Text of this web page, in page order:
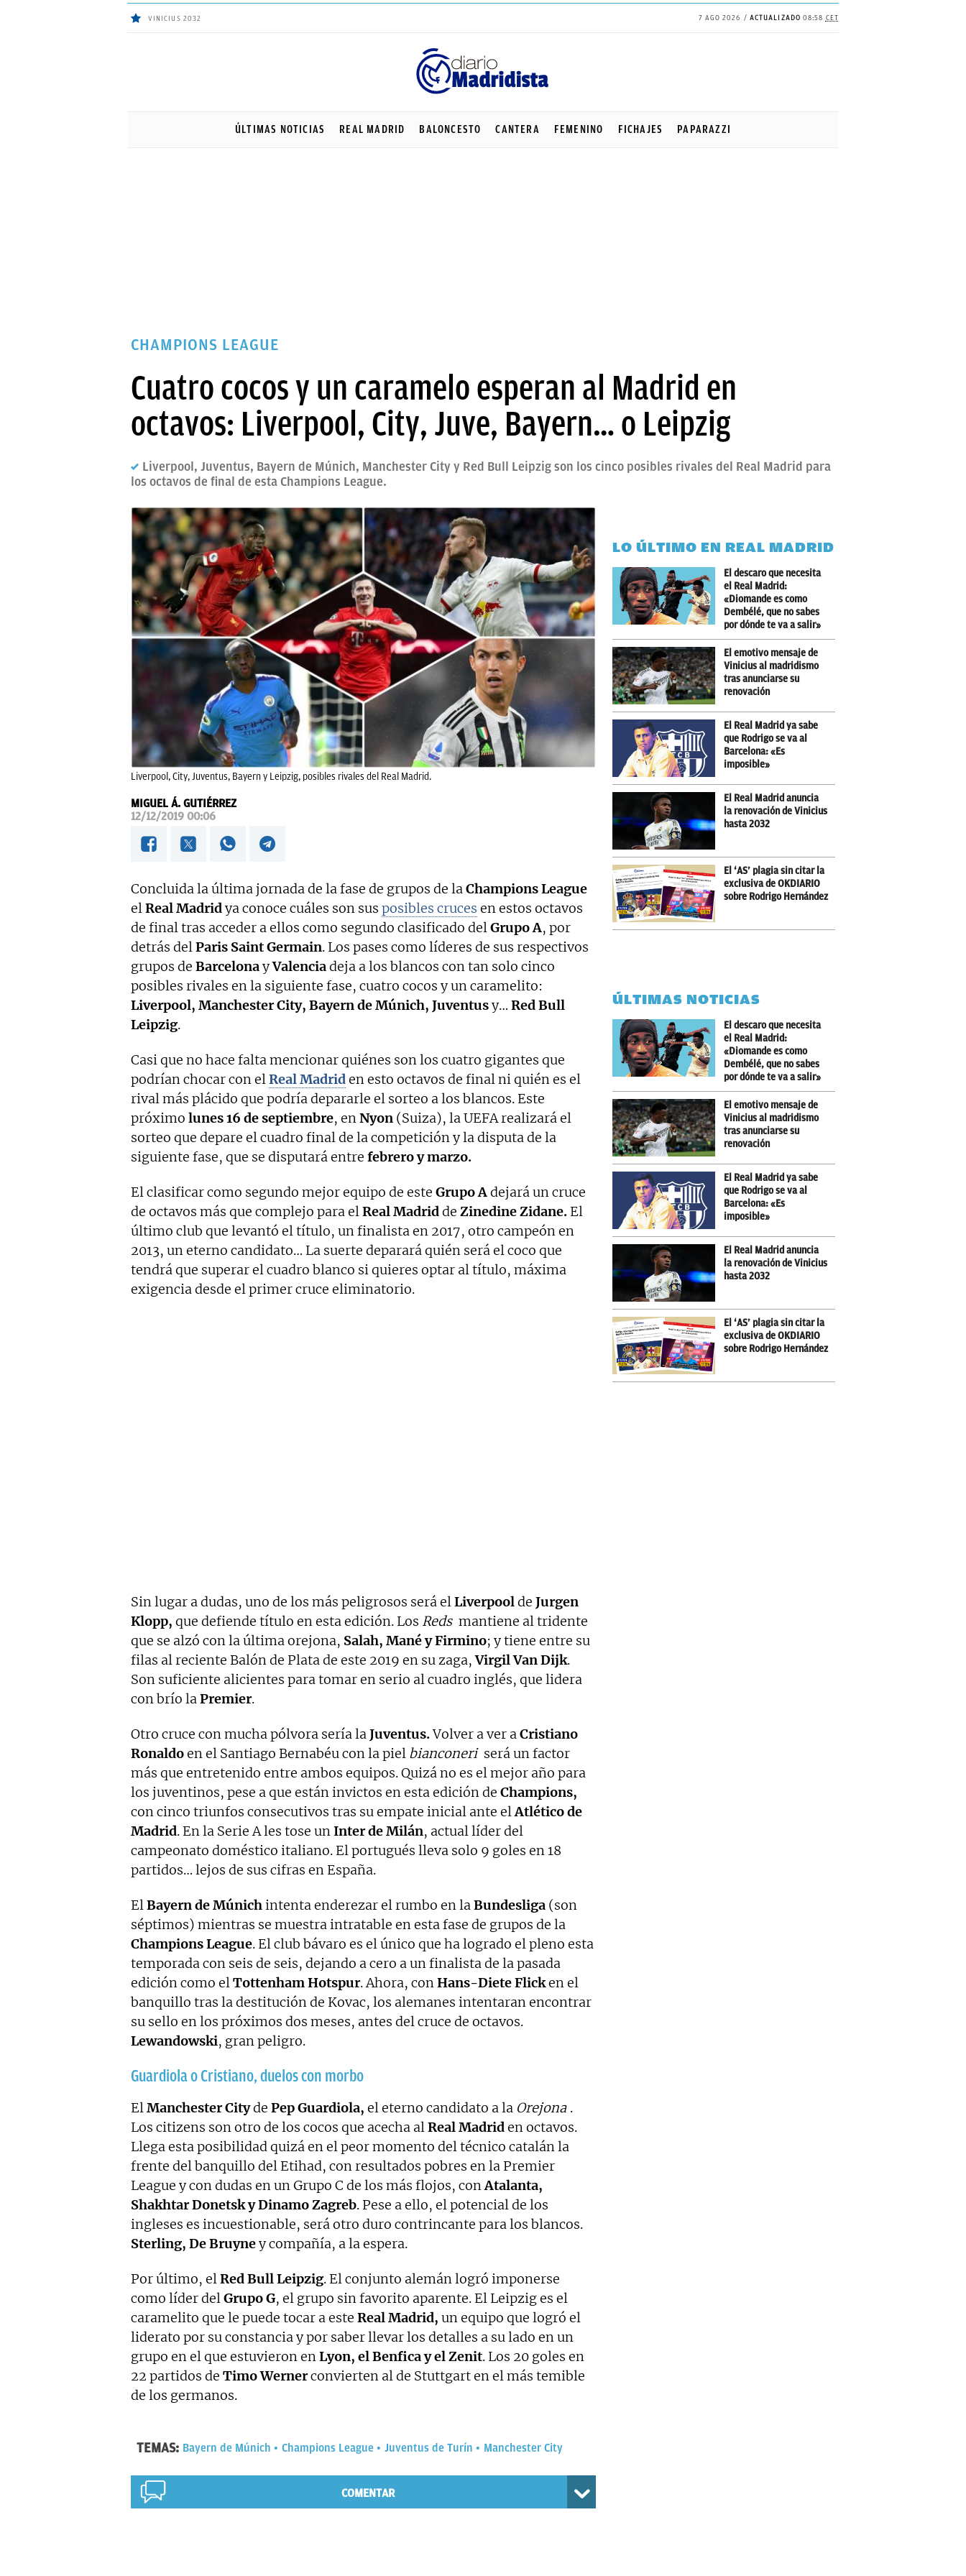
VINICIUS 2032 7 AGO 2026 ACTUALIZADO 08:58 CET
ÚLTIMAS NOTICIAS REAL MADRID BALONCESTO CANTERA FEMENINO FICHAJES PAPARAZZI
CHAMPIONS LEAGUE
Cuatro cocos y un caramelo esperan al Madrid en
octavos: Liverpool, City, Juve, Bayern… o Leipzig
Liverpool, Juventus, Bayern de Múnich, Manchester City y Red Bull Leipzig son los cinco posibles rivales del Real Madrid para
los octavos de final de esta Champions League.
Liverpool, City, Juventus, Bayern y Leipzig, posibles rivales del Real Madrid.
MIGUEL Á. GUTIÉRREZ
12/12/2019 00:06
Concluida la última jornada de la fase de grupos de laChampions League
elReal Madridya conoce cuáles son sus posibles cruces en estos octavos
de final tras acceder a ellos como segundo clasificado delGrupo A, por
detrás delParis Saint Germain. Los pases como líderes de sus respectivos
grupos de BarcelonayValenciadeja a los blancos con tan solo cinco
posibles rivales en la siguiente fase, cuatro cocos y un caramelito:
Liverpool, Manchester City, Bayern de Múnich, Juventusy… Red Bull
Leipzig.
Casi que no hace falta mencionar quiénes son los cuatro gigantes que
podrían chocar con elReal Madriden esto octavos de final ni quién es el
rival más plácido que podría depararle el sorteo a los blancos. Este
próximo lunes 16 de septiembre, enNyon (Suiza), la UEFA realizará el
sorteo que depare el cuadro final de la competición y la disputa de la
siguiente fase, que se disputará entre febrero y marzo.
El clasificar como segundo mejor equipo de este Grupo Adejará un cruce
de octavos más que complejo para elReal Madridde Zinedine Zidane. El
último club que levantó el título, un finalista en 2017, otro campeón en
2013, un eterno candidato… La suerte deparará quién será el coco que
tendrá que superar el cuadro blanco si quieres optar al título, máxima
exigencia desde el primer cruce eliminatorio.
Sin lugar a dudas, uno de los más peligrosos será elLiverpoolde Jurgen
Klopp, que defiende título en esta edición. Los Reds mantiene al tridente
que se alzó con la última orejona, Salah, Mané y Firmino; y tiene entre su
filas al reciente Balón de Plata de este 2019 en su zaga,Virgil Van Dijk.
Son suficiente alicientes para tomar en serio al cuadro inglés, que lidera
con brío laPremier.
Otro cruce con mucha pólvora sería laJuventus.Volver a ver aCristiano
Ronaldoen el Santiago Bernabéu con la piel bianconeri será un factor
más que entretenido entre ambos equipos. Quizá no es el mejor año para
los juventinos, pese a que están invictos en esta edición de Champions,
con cinco triunfos consecutivos tras su empate inicial ante elAtlético de
Madrid. En la Serie A les tose unInter de Milán, actual líder del
campeonato doméstico italiano. El portugués lleva solo 9 goles en 18
partidos… lejos de sus cifras en España.
ElBayerndeMúnichintenta enderezar el rumbo en laBundesliga (son
séptimos) mientras se muestra intratable en esta fase de grupos de la
ChampionsLeague. El club bávaro es el único que ha logrado el pleno esta
temporada con seis de seis, dejando a cero a un finalista de la pasada
edición como elTottenham Hotspur. Ahora, conHans-Diete Flicken el
banquillo tras la destitución de Kovac, los alemanes intentaran encontrar
su sello en los próximos dos meses, antes del cruce de octavos.
Lewandowski, gran peligro.
Guardiola o Cristiano, duelos con morbo
ElManchester Cityde Pep Guardiola, el eterno candidato a la Orejona .
Los citizens son otro de los cocos que acecha alReal Madriden octavos.
Llega esta posibilidad quizá en el peor momento del técnico catalán la
frente del banquillo del Etihad, con resultados pobres en la Premier
League y con dudas en un Grupo C de los más flojos, conAtalanta,
Shakhtar Donetsk y Dinamo Zagreb. Pese a ello, el potencial de los
ingleses es incuestionable, será otro duro contrincante para los blancos.
Sterling, De Bruyney compañía, a la espera.
Por último, elRedBullLeipzig. El conjunto alemán logró imponerse
como líder delGrupo G, el grupo sin favorito aparente. El Leipzig es el
caramelito que le puede tocar a este Real Madrid, un equipo que logró el
liderato por su constancia y por saber llevar los detalles a su lado en un
grupo en el que estuvieron enLyon, el Benfica y el Zenit. Los 20 goles en
22 partidos de Timo Wernerconvierten al de Stuttgart en el más temible
de los germanos.
TEMAS: Bayern de Múnich Champions League Juventus de Turín Manchester City
COMENTAR
LO ÚLTIMO EN REAL MADRID
El descaro que necesita
el Real Madrid:
«Diomande es como
Dembélé, que no sabes
por dónde te va a salir»
El emotivo mensaje de
Vinicius al madridismo
tras anunciarse su
renovación
El Real Madrid ya sabe
que Rodrigo se va al
Barcelona: «Es
imposible»
El Real Madrid anuncia
la renovación de Vinicius
hasta 2032
El ‘AS’ plagia sin citar la
exclusiva de OKDIARIO
sobre Rodrigo Hernández
ÚLTIMAS NOTICIAS
El descaro que necesita
el Real Madrid:
«Diomande es como
Dembélé, que no sabes
por dónde te va a salir»
El emotivo mensaje de
Vinicius al madridismo
tras anunciarse su
renovación
El Real Madrid ya sabe
que Rodrigo se va al
Barcelona: «Es
imposible»
El Real Madrid anuncia
la renovación de Vinicius
hasta 2032
El ‘AS’ plagia sin citar la
exclusiva de OKDIARIO
sobre Rodrigo Hernández